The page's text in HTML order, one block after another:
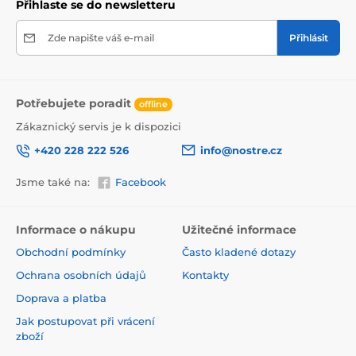
Použitá tisková metoda je ekologická, a proto jsou
přísné normy a mají VOC i GREENGUARD GOLD
certifikaci. Navíc jsou bez obsahu PVC a lepidlo je na
Přihlaste se do newsletteru
Zde napište váš e-mail Přihlásit
Potřebujete poradit offline
Zákaznický servis je k dispozici
+420 228 222 526
info@nostre.cz
Jsme také na: Facebook
Informace o nákupu
Obchodní podmínky
Ochrana osobních údajů
Doprava a platba
Jak postupovat při vrácení
zboží
Užitečné informace
Často kladené dotazy
Kontakty